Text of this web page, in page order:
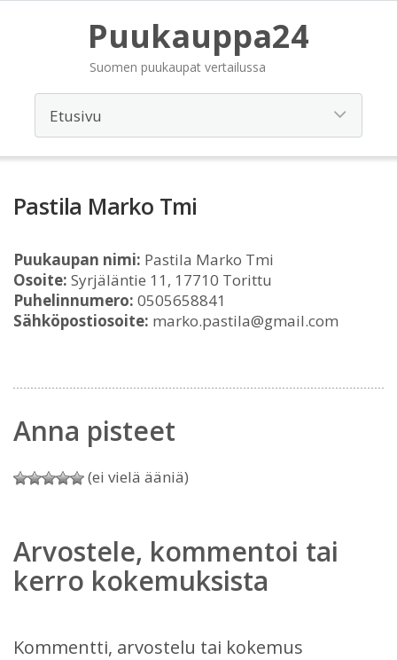
Puukauppa24
Suomen puukaupat vertailussa
Pastila Marko Tmi
Puukaupan nimi: Pastila Marko Tmi
Osoite: Syrjäläntie 11, 17710 Torittu
Puhelinnumero: 0505658841
Sähköpostiosoite: marko.pastila@gmail.com
Anna pisteet
(ei vielä ääniä)
Arvostele, kommentoi tai
kerro kokemuksista
Kommentti, arvostelu tai kokemus